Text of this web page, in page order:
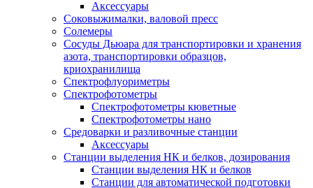
Аксессуары
Соковыжималки, валовой пресс
Солемеры
Сосуды Дьюара для транспортировки и хранения
азота, транспортировки образцов,
криохранилища
Спектрофлуориметры
Спектрофотометры
Спектрофотометры кюветные
Спектрофотометры нано
Средоварки и разливочные станции
Аксессуары
Станции выделения НК и белков, дозирования
Станции выделения НК и белков
Станции для автоматической подготовки